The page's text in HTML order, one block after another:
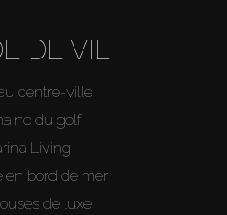
DE VIE
centre-ville
du golf
Living
en bord de mer
de luxe